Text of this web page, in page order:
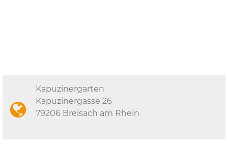
Kapuzinergarten
Kapuzinergasse 26
79206 Breisach am Rhein